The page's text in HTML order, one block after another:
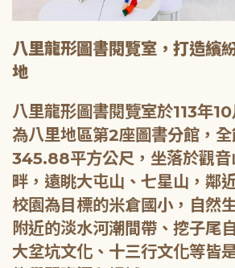
八里龍形圖書閱覽室，打造繽
地
八里龍形圖書閱覽室於113年
為八里地區第2座圖書分館，
345.88平方公尺，坐落於觀音
畔，遠眺大屯山、七星山，鄰
校園為目標的米倉國小，自然
附近的淡水河潮間帶、挖子尾
大坌坑文化、十三行文化等皆